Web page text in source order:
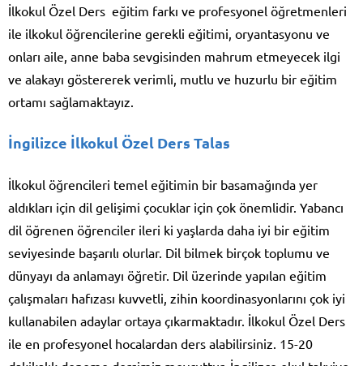
İlkokul Özel Ders eğitim farkı ve profesyonel öğretmenleri
ile ilkokul öğrencilerine gerekli eğitimi, oryantasyonu ve
onları aile, anne baba sevgisinden mahrum etmeyecek ilgi
ve alakayı göstererek verimli, mutlu ve huzurlu bir eğitim
ortamı sağlamaktayız.
İngilizce İlkokul Özel Ders Talas
İlkokul öğrencileri temel eğitimin bir basamağında yer
aldıkları için dil gelişimi çocuklar için çok önemlidir. Yabancı
dil öğrenen öğrenciler ileri ki yaşlarda daha iyi bir eğitim
seviyesinde başarılı olurlar. Dil bilmek birçok toplumu ve
dünyayı da anlamayı öğretir. Dil üzerinde yapılan eğitim
çalışmaları hafızası kuvvetli, zihin koordinasyonlarını çok iyi
kullanabilen adaylar ortaya çıkarmaktadır. İlkokul Özel Ders
ile en profesyonel hocalardan ders alabilirsiniz. 15-20